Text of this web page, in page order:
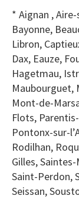
* Aignan ,
Bayonne,
Libron,
Dax, Eauze,
Hagetmau,
Maubourguet,
Mont-de-
Flots,
Pontonx-sur-
Rodilhan,
Gilles,
Saint-Perdon,
Seissan,